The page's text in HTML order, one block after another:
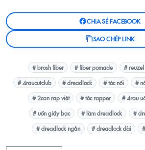
CHIA SẺ FACEBOOK
SAO CHÉP LINK
# brosh fiber # fiber pomade #
# 4raucutclub
# dreadlock # tóc nối #
# 2can rap việt
# tóc rapper # 4rau
# uốn giấy bạc
# làm dreadlock
#
# dreadlock ngắn
# dreadlock dài